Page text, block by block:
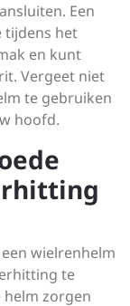
Een
tijdens het
en kunt
Vergeet niet
te gebruiken
hoofd.
wielrenhelm
te
zorgen